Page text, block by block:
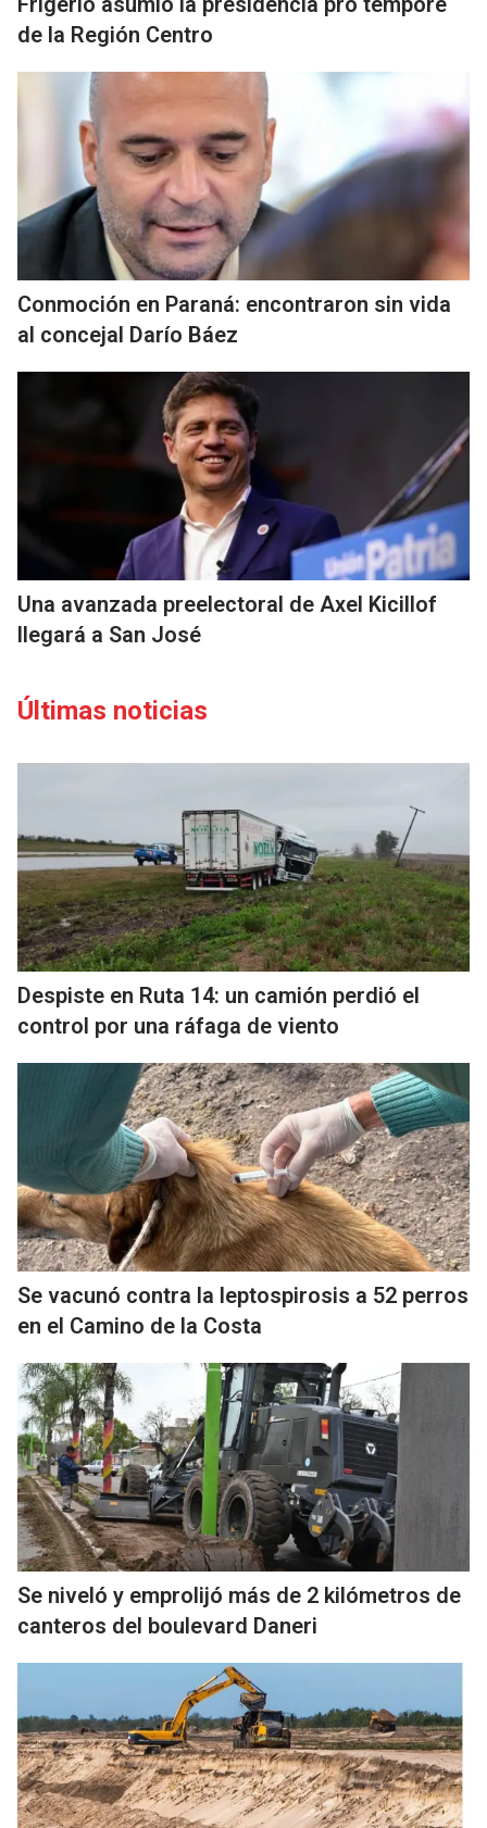
de la Región Centro
Conmoción en Paraná: encontraron sin vida
al concejal Darío Báez
Una avanzada preelectoral de Axel Kicillof
llegará a San José
Últimas noticias
Despiste en Ruta 14: un camión perdió el
control por una ráfaga de viento
Se vacunó contra la leptospirosis a 52 perros
en el Camino de la Costa
Se niveló y emprolijó más de 2 kilómetros de
canteros del boulevard Daneri